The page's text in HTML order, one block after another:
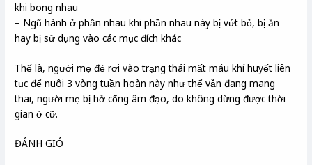
khi bong nhau
– Ngũ hành ở phần nhau khi phần nhau này bị vứt bỏ, bị ăn
hay bị sử dụng vào các mục đích khác
Thế là, người mẹ đẻ rơi vào trạng thái mất máu khí huyết liên
tục để nuôi 3 vòng tuần hoàn này như thể vẫn đang mang
thai, người mẹ bị hở cổng âm đạo, do không dừng được thời
gian ở cữ.
ĐÁNH GIÓ